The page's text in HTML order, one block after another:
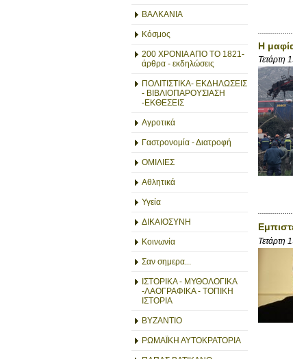
ΒΑΛΚΑΝΙΑ
Κόσμος
200 ΧΡΟΝΙΑ ΑΠΟ ΤΟ 1821-
άρθρα - εκδηλώσεις
ΠΟΛΙΤΙΣΤΙΚΑ- ΕΚΔΗΛΩΣΕΙΣ
- ΒΙΒΛΙΟΠΑΡΟΥΣΙΑΣΗ
-ΕΚΘΕΣΕΙΣ
Αγροτικά
Γαστρονομία - Διατροφή
ΟΜΙΛΙΕΣ
Αθλητικά
Υγεία
ΔΙΚΑΙΟΣΥΝΗ
Κοινωνία
Σαν σημερα...
ΙΣΤΟΡΙΚΑ - ΜΥΘΟΛΟΓΙΚΑ
-ΛΑΟΓΡΑΦΙΚΑ - ΤΟΠΙΚΗ
ΙΣΤΟΡΙΑ
ΒΥΖΑΝΤΙΟ
ΡΩΜΑΪΚΗ ΑΥΤΟΚΡΑΤΟΡΙΑ
Η
Τετάρτη
Τετάρτη